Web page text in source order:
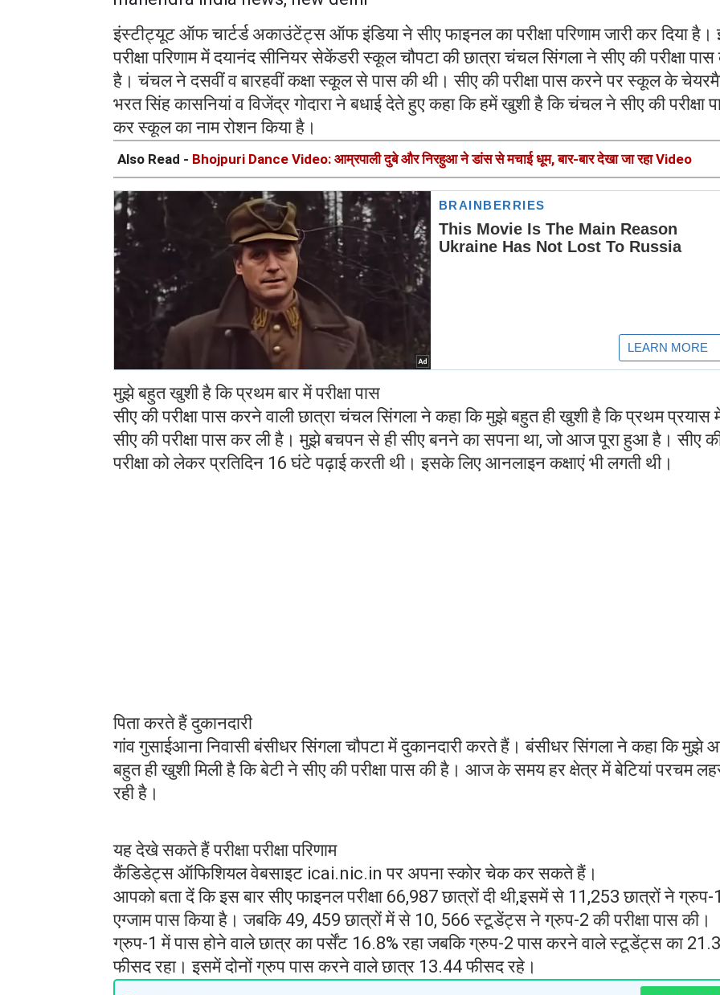
इंस्टीट्यूट ऑफ चार्टर्ड अकाउंटेंट्स ऑफ इंडिया ने सीए फाइनल का परीक्षा परिणाम जारी कर दिया है।
परीक्षा परिणाम में दयानंद सीनियर सेकेंडरी स्कूल चौपटा की छात्रा चंचल सिंगला ने सीए की परीक्षा पास
है। चंचल ने दसवीं व बारहवीं कक्षा स्कूल से पास की थी। सीए की परीक्षा पास करने पर स्कूल के
भरत सिंह कासनियां व विजेंद्र गोदारा ने बधाई देते हुए कहा कि हमें खुशी है कि चंचल ने सीए की परीक्षा
कर स्कूल का नाम रोशन किया है।
Also Read - Bhojpuri Dance Video: आम्रपाली दुबे और निरहुआ ने डांस से मचाई धूम, बार-बार देखा जा रहा Video
मुझे बहुत खुशी है कि प्रथम बार में परीक्षा पास
सीए की परीक्षा पास करने वाली छात्रा चंचल सिंगला ने कहा कि मुझे बहुत ही खुशी है कि प्रथम प्रयास
सीए की परीक्षा पास कर ली है। मुझे बचपन से ही सीए बनने का सपना था, जो आज पूरा हुआ है। सीए
परीक्षा को लेकर प्रतिदिन 16 घंटे पढ़ाई करती थी। इसके लिए आनलाइन कक्षाएं भी लगती थी।
पिता करते हैं दुकानदारी
गांव गुसाईआना निवासी बंसीधर सिंगला चौपटा में दुकानदारी करते हैं। बंसीधर सिंगला ने कहा कि मुझे
बहुत ही खुशी मिली है कि बेटी ने सीए की परीक्षा पास की है। आज के समय हर क्षेत्र में बेटियां परचम
रही है।
यह देखे सकते हैं परीक्षा परीक्षा परिणाम
कैंडिडेट्स ऑफिशियल वेबसाइट icai.nic.in पर अपना स्कोर चेक कर सकते हैं।
आपको बता दें कि इस बार सीए फाइनल परीक्षा 66,987 छात्रों दी थी,इसमें से 11,253 छात्रों ने ग्रुप-
एग्जाम पास किया है। जबकि 49, 459 छात्रों में से 10, 566 स्टूडेंट्स ने ग्रुप-2 की परीक्षा पास की।
ग्रुप-1 में पास होने वाले छात्र का पर्सेंट 16.8% रहा जबकि ग्रुप-2 पास करने वाले स्टूडेंट्स का
फीसद रहा। इसमें दोनों ग्रुप पास करने वाले छात्र 13.44 फीसद रहे।